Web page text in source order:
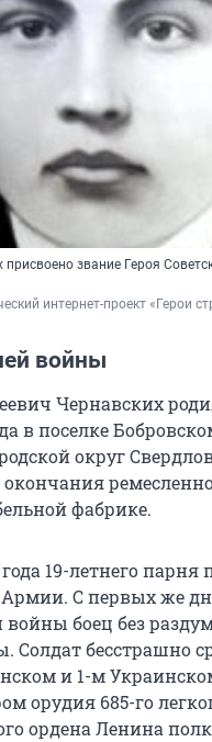
звание Героя
интернет-проект «Герои
войны
Чернавских
в поселке
округ
окончания
фабрике.
19-летнего парня
С первых же
войны боец без
Солдат бесстрашно
и 1-м
орудия 685-го
ордена Ленина